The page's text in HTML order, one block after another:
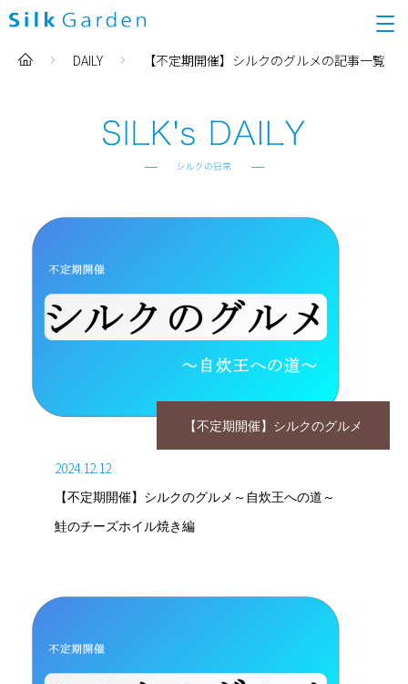
DAILY 【不定期開催】シルクのグルメの記事一覧
【不定期開催】シルクのグルメ
2024.12.12
【不定期開催】シルクのグルメ～自炊王への道～
鮭のチーズホイル焼き編